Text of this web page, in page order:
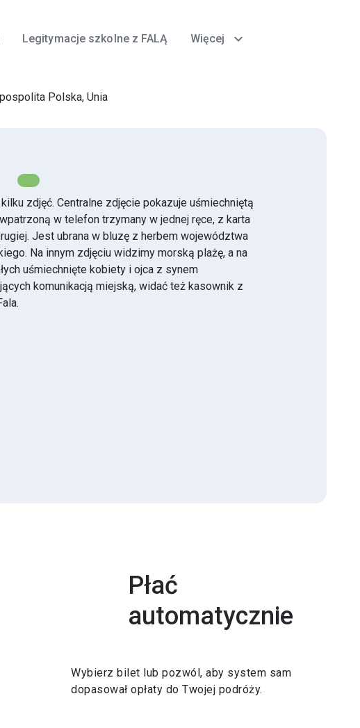
Legitymacje szkolne z FALĄ Więcej expand_more
Płać
automatycznie
Wybierz bilet lub pozwól, aby system sam
dopasował opłaty do Twojej podróży.